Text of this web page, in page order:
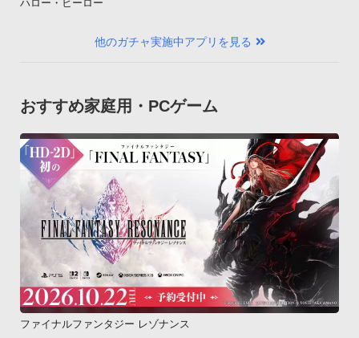
ハロー・ヒーロー
他のガチャ実施中アプリを見る
おすすめ家庭用・PCゲーム
ファイナルファンタジー レゾナンス